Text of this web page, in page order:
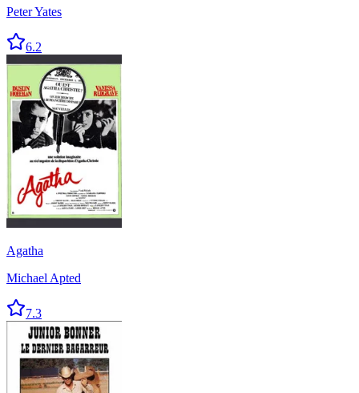
Peter Yates
6.2
Agatha
Michael Apted
7.3